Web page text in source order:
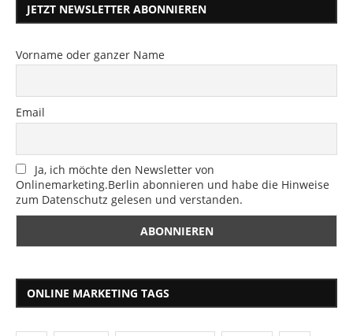
JETZT NEWSLETTER ABONNIEREN
Vorname oder ganzer Name
Email
Ja, ich möchte den Newsletter von
Onlinemarketing.Berlin abonnieren und habe die Hinweise
zum Datenschutz gelesen und verstanden.
ONLINE MARKETING TAGS